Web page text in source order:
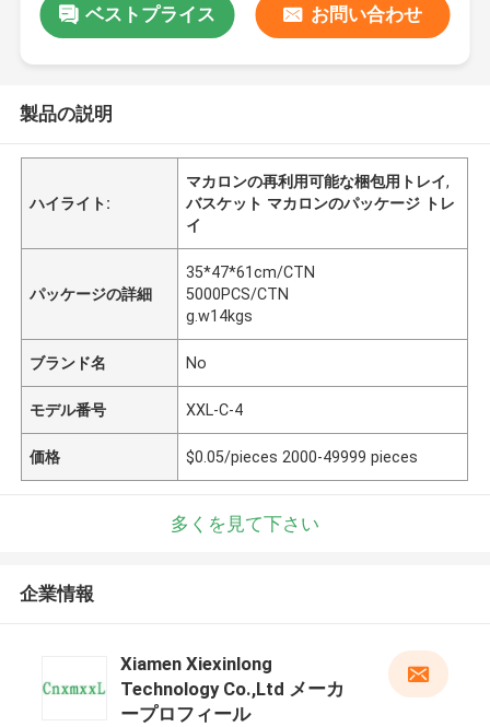
ベストプライス お問い合わせ
製品の説明
ハイライト:
マカロンの再利用可能な梱包用トレイ,
バスケット マカロンのパッケージ トレ
イ
パッケージの詳細
35*47*61cm/CTN
5000PCS/CTN
g.w14kgs
ブランド名 No
モデル番号 XXL-C-4
価格 $0.05/pieces 2000-49999 pieces
多くを見て下さい
企業情報
Xiamen Xiexinlong
Technology Co.,Ltd メーカ
ープロフィール